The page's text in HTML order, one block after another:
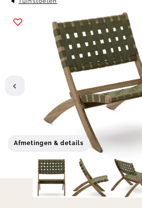
Afmetingen & details